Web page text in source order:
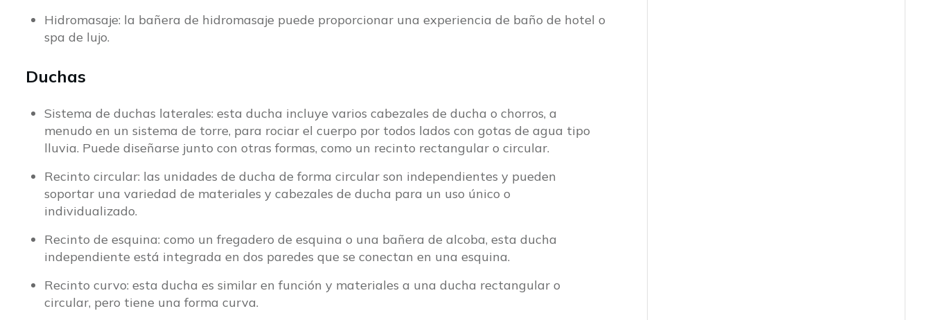
Hidromasaje: la bañera de hidromasaje puede proporcionar una experiencia de baño de hotel o
spa de lujo.
Duchas
Sistema de duchas laterales: esta ducha incluye varios cabezales de ducha o chorros, a
menudo en un sistema de torre, para rociar el cuerpo por todos lados con gotas de agua tipo
lluvia. Puede diseñarse junto con otras formas, como un recinto rectangular o circular.
Recinto circular: las unidades de ducha de forma circular son independientes y pueden
soportar una variedad de materiales y cabezales de ducha para un uso único o
individualizado.
Recinto de esquina: como un fregadero de esquina o una bañera de alcoba, esta ducha
independiente está integrada en dos paredes que se conectan en una esquina.
Recinto curvo: esta ducha es similar en función y materiales a una ducha rectangular o
circular, pero tiene una forma curva.